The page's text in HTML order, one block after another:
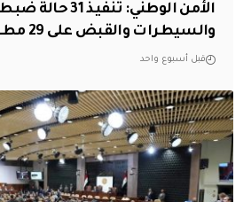
الأمن الوطني: تنفيذ
والسيطرات والقبض على 29 مطلوباً
قبل أسبوع واحد